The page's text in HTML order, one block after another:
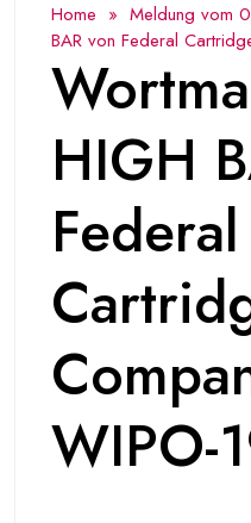
Home » Meldung vom
BAR von Federal
HIGH
Federal
WIPO-